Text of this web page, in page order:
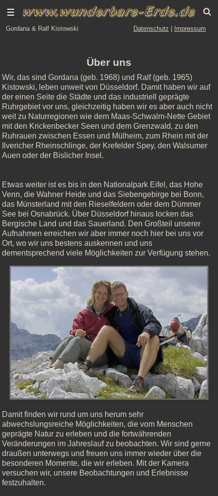
Gordana & Ralf Kistowski Datenschutz Impressum
Über uns
Wir, das sind Gordana (geb. 1968) und Ralf (geb. 1965)
Kistowski, leben unweit von Düsseldorf. Damit haben wir auf
der einen Seite die Städte und das industriell geprägte
Ruhrgebiet vor uns, gleichzeitig haben wir es aber auch nicht
weit zu Naturregionen wie dem Maas-Schwalm-Nette Gebiet
mit den Krickenbecker Seen und dem Grenzwald, zu den
Ruhrauen zwischen Essen und Mülheim, zum Rhein mit der
Ilvericher Rheinschlinge, der Krefelder Spey, den Walsumer
Auen oder der Bislicher Insel.
Etwas weiter ist es bis in den Nationalpark Eifel, das Hohe
Venn, die Wahner Heide und das Siebengebirge bei Bonn,
das Münsterland mit den Rieselfeldern oder dem Dümmer
See bei Osnabrück. Über Düsseldorf hinaus locken das
Bergische Land und das Sauerland. Den Großteil unserer
Aufnahmen erreichen wir aber immer noch hier bei uns vor
Ort, wo wir uns bestens auskennen und uns
dementsprechend viele Möglichkeiten zur Verfügung stehen.
Damit finden wir rund um uns herum sehr
abwechslungsreiche Möglichkeiten, die vom Menschen
geprägte Natur zu erleben und die fortwährenden
Veränderungen im Jahreslauf zu beobachten. Wir sind gerne
draußen unterwegs und freuen uns immer wieder über die
besonderen Momente, die wir erleben. Mit der Kamera
versuchen wir, unsere Beobachtungen und Erlebnisse
festzuhalten.